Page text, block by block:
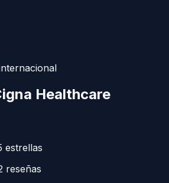
Healthcare
estrellas
reseñas